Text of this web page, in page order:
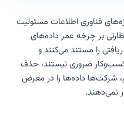
فناوری اطلاعات مسئولیت
بر چرخه عمر داده‌های
را مستند می‌کنند و
کسب‌وکار ضروری نیستند، حذف
شرکت‌ها داده‌ها را در معرض
نمی‌دهند.